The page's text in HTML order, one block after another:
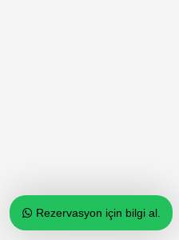
Rezervasyon için bilgi al.